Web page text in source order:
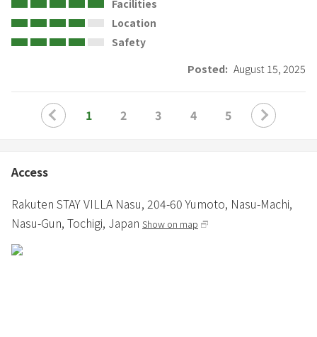
Facilities
Location
Safety
Posted: August 15, 2025
1 2 3 4 5
Access
Rakuten STAY VILLA Nasu, 204-60 Yumoto, Nasu-Machi,
Nasu-Gun, Tochigi, Japan Show on map